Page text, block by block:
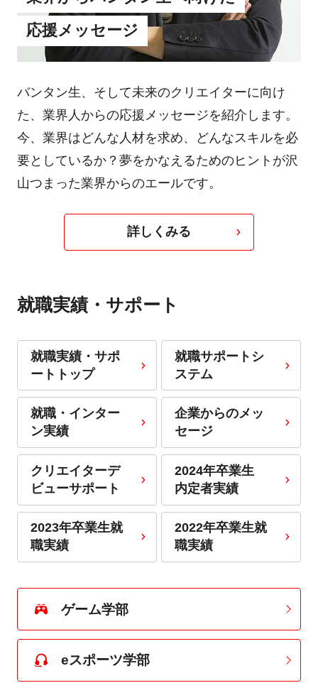
応援メッセージ
バンタン生、そして未来のクリエイターに向け
た、業界人からの応援メッセージを紹介します。
今、業界はどんな人材を求め、どんなスキルを必
要としているか？夢をかなえるためのヒントが沢
山つまった業界からのエールです。
詳しくみる
就職実績・サポート
就職実績・サポ
ートトップ
就職サポートシ
ステム
就職・インター
ン実績
企業からのメッ
セージ
クリエイターデ
ビューサポート
2024年卒業生
内定者実績
2023年卒業生就
職実績
2022年卒業生就
職実績
ゲーム学部
eスポーツ学部